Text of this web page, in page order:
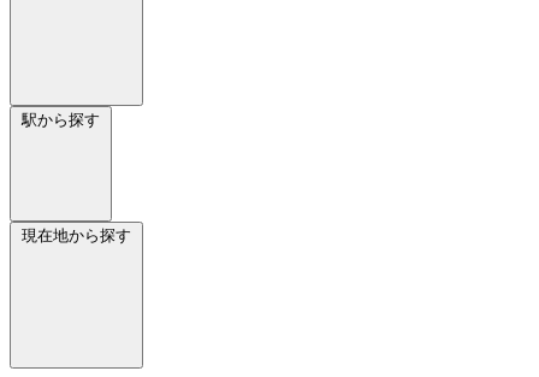
駅から探す
現在地から探す